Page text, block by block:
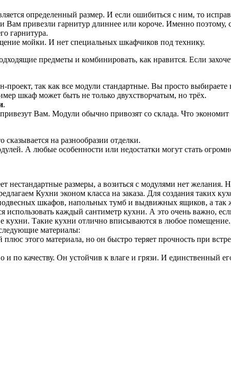
определенный размер. И если ошибиться с ним, то
привезли гарнитур длиннее или короче. Именно поэтому,
гарнитура.
мойки. И нет специальных шкафчиков под технику.
предметы и комбинировать, как нравится. Если
так как все модули стандартные. Вы просто
шкаф может быть не только двухстворчатым, но трёх.
.
Вам. Модули обычно привозят со склада. Что экономит
на разнообразии отделки.
А любые особенности или недостатки могут стать
нестандартные размеры, а возиться с модулями нет
Кухни эконом класса на заказа. Для создания таких
шкафов, напольных тумб и выдвижных ящиков, а так
каждый сантиметр кухни. А это очень важно,
кухни. Такие кухни отлично вписываются в любое помещение.
материалы:
этого материала, но он быстро теряет прочность при
качеству. Он устойчив к влаге и грязи. И единственный